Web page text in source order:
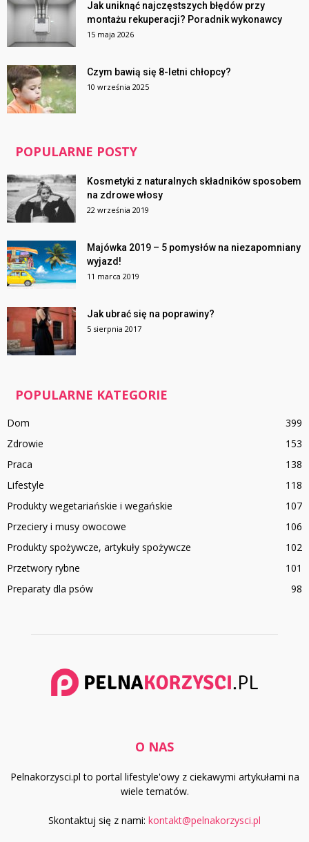
Jak uniknąć najczęstszych błędów przy
montażu rekuperacji? Poradnik wykonawcy
15 maja 2026
Czym bawią się 8-letni chłopcy?
10 września 2025
POPULARNE POSTY
Kosmetyki z naturalnych składników sposobem
na zdrowe włosy
22 września 2019
Majówka 2019 – 5 pomysłów na niezapomniany
wyjazd!
11 marca 2019
Jak ubrać się na poprawiny?
5 sierpnia 2017
POPULARNE KATEGORIE
Dom
399
Zdrowie
153
Praca
138
Lifestyle
118
Produkty wegetariańskie i wegańskie
107
Przeciery i musy owocowe
106
Produkty spożywcze, artykuły spożywcze
102
Przetwory rybne
101
Preparaty dla psów
98
O NAS
Pelnakorzysci.pl to portal lifestyle'owy z ciekawymi artykułami na
wiele tematów.
Skontaktuj się z nami: kontakt@pelnakorzysci.pl